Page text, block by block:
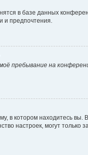
в базе данных
и предпочтения.
пребывание на
в котором находитесь
настроек, могут